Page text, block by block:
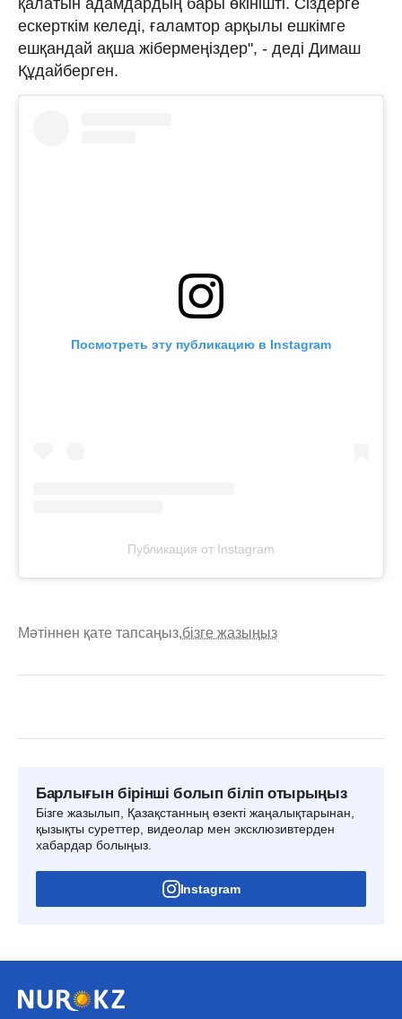
ескерткім келеді, ғаламтор арқылы ешкімге
ешқандай ақша жібермеңіздер", - деді Димаш
Құдайберген.
Посмотреть эту публикацию в Instagram
Публикация от Instagram
Мәтіннен қате тапсаңыз,бізге жазыңыз
Барлығын бірінші болып біліп отырыңыз
Бізге жазылып, Қазақстанның өзекті жаңалықтарынан,
қызықты суреттер, видеолар мен эксклюзивтерден
хабардар болыңыз.
Instagram